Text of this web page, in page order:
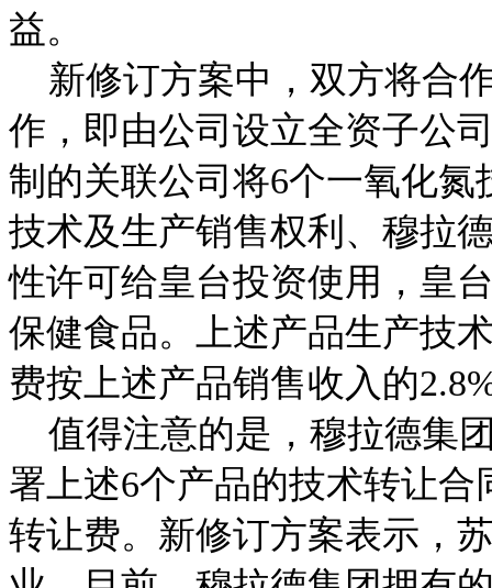
益。
新修订方案中，双方将合
作，即由公司设立全资子公
制的关联公司将6个一氧化
技术及生产销售权利、穆拉
性许可给皇台投资使用，皇
保健食品。上述产品生产技
费按上述产品销售收入的
值得注意的是，穆拉德集
署上述6个产品的技术转让
转让费。新修订方案表示，